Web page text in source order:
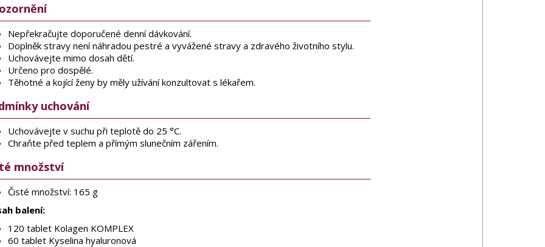
Nepřekračujte doporučené denní dávkování.
Doplněk stravy není náhradou pestré a vyvážené stravy a zdravého životního stylu.
Uchovávejte mimo dosah dětí.
Určeno pro dospělé.
Těhotné a kojící ženy by měly užívání konzultovat s lékařem.
uchování
Uchovávejte v suchu při teplotě do 25 °C.
Chraňte před teplem a přímým slunečním zářením.
množství
Čisté množství: 165 g
balení:
120 tablet Kolagen KOMPLEX
60 tablet Kyselina hyaluronová